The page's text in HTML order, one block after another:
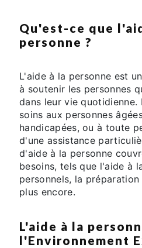
Qu'est-ce que
personne ?
L'aide à la personne est
à soutenir les personnes
dans leur vie quotidienne.
soins aux personnes
handicapées, ou à toute
d'une assistance
d'aide à la personne
besoins, tels que l'aide à
personnels, la
plus encore.
L'aide à la
l'Environnement